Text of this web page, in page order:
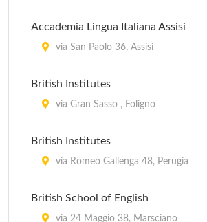
Accademia Lingua Italiana Assisi
via San Paolo 36, Assisi
British Institutes
via Gran Sasso , Foligno
British Institutes
via Romeo Gallenga 48, Perugia
British School of English
via 24 Maggio 38, Marsciano